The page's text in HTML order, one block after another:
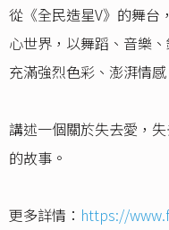
從《全民造星V》的舞台
心世界，以舞蹈、音樂
充滿強烈色彩、澎湃情
講述一個關於失去愛，
的故事。
更多詳情： https://